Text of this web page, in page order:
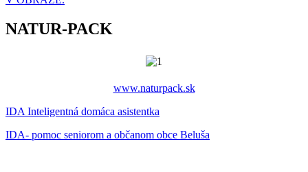
NATUR-PACK
www.naturpack.sk
IDA Inteligentná domáca asistentka
IDA- pomoc seniorom a občanom obce Beluša